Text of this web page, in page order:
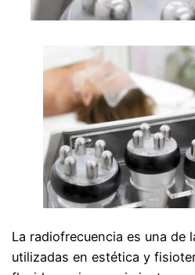
La radiofrecuencia es una de
utilizadas en estética y